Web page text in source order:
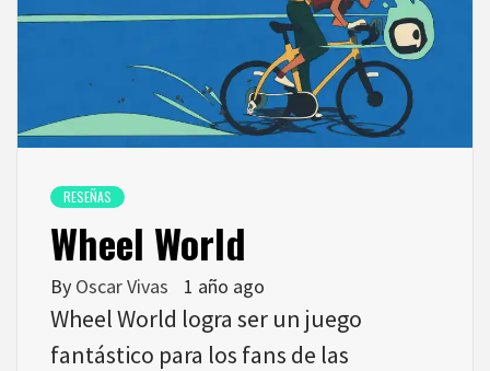
RESEÑAS
Wheel World
By Oscar Vivas 1 año ago
Wheel World logra ser un juego
fantástico para los fans de las